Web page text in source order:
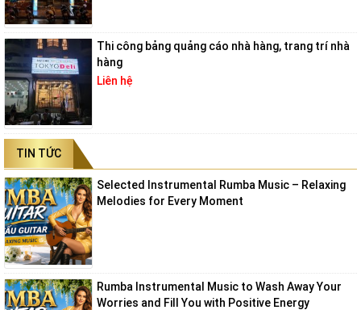
Thi công bảng quảng cáo nhà hàng, trang trí nhà
hàng
Liên hệ
TIN TỨC
Selected Instrumental Rumba Music – Relaxing
Melodies for Every Moment
Rumba Instrumental Music to Wash Away Your
Worries and Fill You with Positive Energy